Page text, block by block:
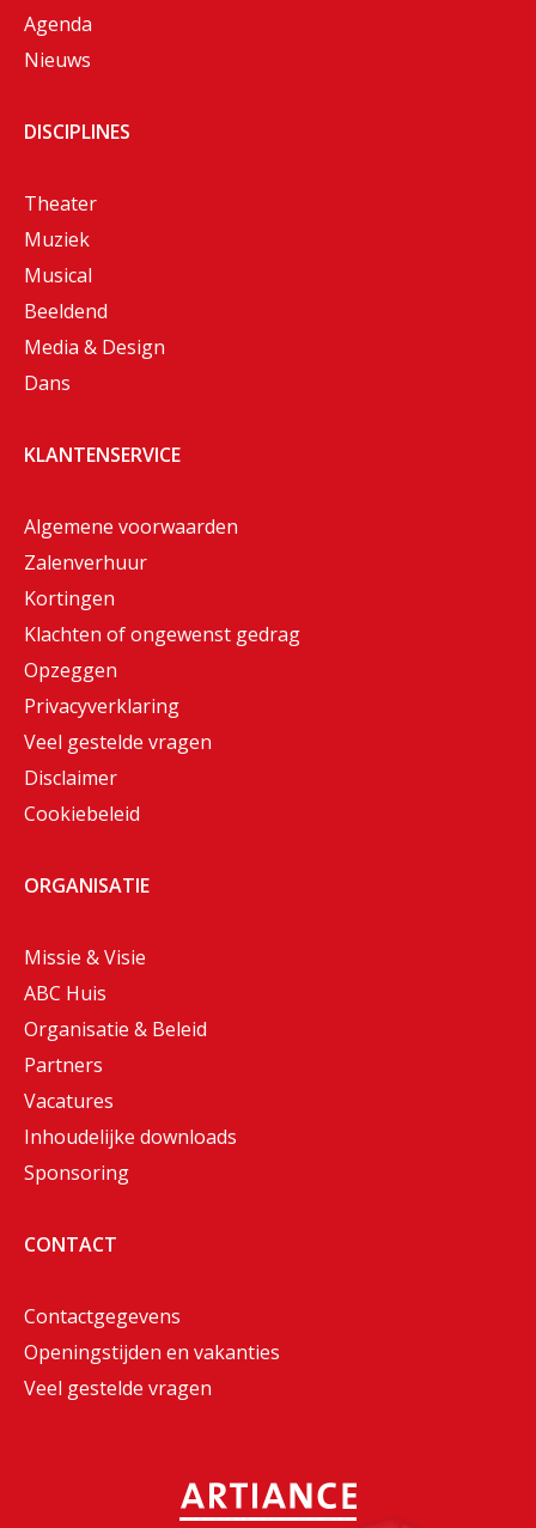
Agenda
Nieuws
DISCIPLINES
Theater
Muziek
Musical
Beeldend
Media & Design
Dans
KLANTENSERVICE
Algemene voorwaarden
Zalenverhuur
Kortingen
Klachten of ongewenst gedrag
Opzeggen
Privacyverklaring
Veel gestelde vragen
Disclaimer
Cookiebeleid
ORGANISATIE
Missie & Visie
ABC Huis
Organisatie & Beleid
Partners
Vacatures
Inhoudelijke downloads
Sponsoring
CONTACT
Contactgegevens
Openingstijden en vakanties
Veel gestelde vragen